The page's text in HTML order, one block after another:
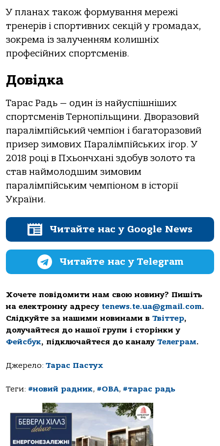
У планах також формування мережі
тренерів і спортивних секцій у громадах,
зокрема із залученням колишніх
професійних спортсменів.
Довідка
Тарас Радь — один із найуспішніших
спортсменів Тернопільщини. Дворазовий
паралімпійський чемпіон і багаторазовий
призер зимових Паралімпійських ігор. У
2018 році в Пхьончхані здобув золото та
став наймолодшим зимовим
паралімпійським чемпіоном в історії
України.
Читайте нас у Google News
Читайте нас у Telegram
Хочете повідомити нам свою новину? Пишіть
на електронну адресу tenews.te.ua@gmail.com.
Слідкуйте за нашими новинами в Твіттер,
долучайтеся до нашої групи і сторінки у
Фейсбук, підключайтеся до каналу Телеграм.
Джерело: Тарас Пастух
Теги: #новий радник, #ОВА, #тарас радь